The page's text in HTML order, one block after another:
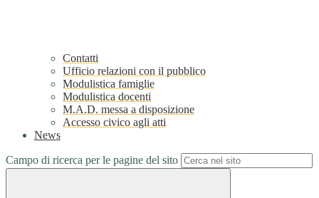
Contatti
Ufficio relazioni con il pubblico
Modulistica famiglie
Modulistica docenti
M.A.D. messa a disposizione
Accesso civico agli atti
News
Campo di ricerca per le pagine del sito